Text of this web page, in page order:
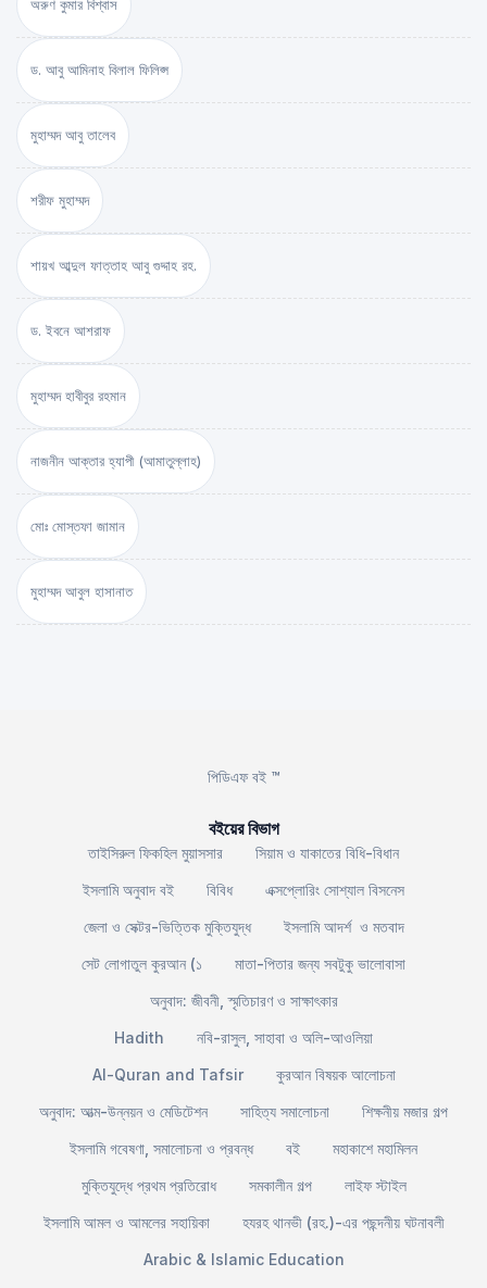
অরুণ কুমার বিশ্বাস
ড. আবু আমিনাহ বিলাল ফিলিপ্স
মুহাম্মদ আবু তালেব
শরীফ মুহাম্মদ
শায়খ আব্দুল ফাত্তাহ আবু গুদ্দাহ রহ.
ড. ইবনে আশরাফ
মুহাম্মদ হাবীবুর রহমান
নাজনীন আক্তার হ্যাপী (আমাতুল্লাহ)
মোঃ মোস্তফা জামান
মুহাম্মদ আবুল হাসানাত
পিডিএফ বই ™
বইয়ের বিভাগ
তাইসিরুল ফিকহিল মুয়াসসার
সিয়াম ও যাকাতের বিধি-বিধান
ইসলামি অনুবাদ বই
বিবিধ
এক্সপ্লোরিং সোশ্যাল বিসনেস
জেলা ও সেক্টর-ভিত্তিক মুক্তিযুদ্ধ
ইসলামি আদর্শ ও মতবাদ
সেট লোগাতুল কুরআন (১
মাতা-পিতার জন্য সবটুকু ভালোবাসা
অনুবাদ: জীবনী, স্মৃতিচারণ ও সাক্ষাৎকার
Hadith
নবি-রাসুল, সাহাবা ও অলি-আওলিয়া
Al-Quran and Tafsir
কুরআন বিষয়ক আলোচনা
অনুবাদ: আত্ম-উন্নয়ন ও মেডিটেশন
সাহিত্য সমালোচনা
শিক্ষনীয় মজার গল্প
ইসলামি গবেষণা, সমালোচনা ও প্রবন্ধ
বই
মহাকাশে মহামিলন
মুক্তিযুদ্ধে প্রথম প্রতিরোধ
সমকালীন গল্প
লাইফ স্টাইল
ইসলামি আমল ও আমলের সহায়িকা
হযরহ থানভী (রহ.)-এর পছন্দনীয় ঘটনাবলী
Arabic & Islamic Education